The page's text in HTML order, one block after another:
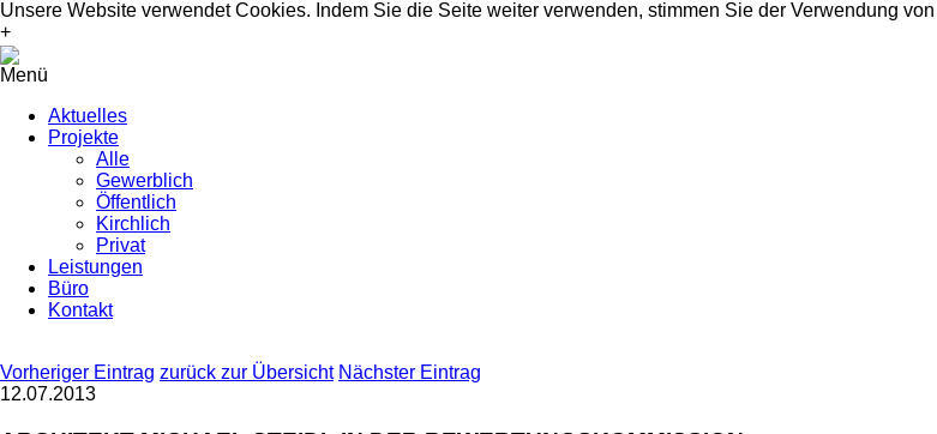
Unsere Website verwendet Cookies. Indem Sie die Seite weiter verwenden, stimmen Sie der Verwendung
+
Menü
Aktuelles
Projekte
Alle
Gewerblich
Öffentlich
Kirchlich
Privat
Leistungen
Büro
Kontakt
Vorheriger Eintrag zurück zur Übersicht Nächster Eintrag
12.07.2013